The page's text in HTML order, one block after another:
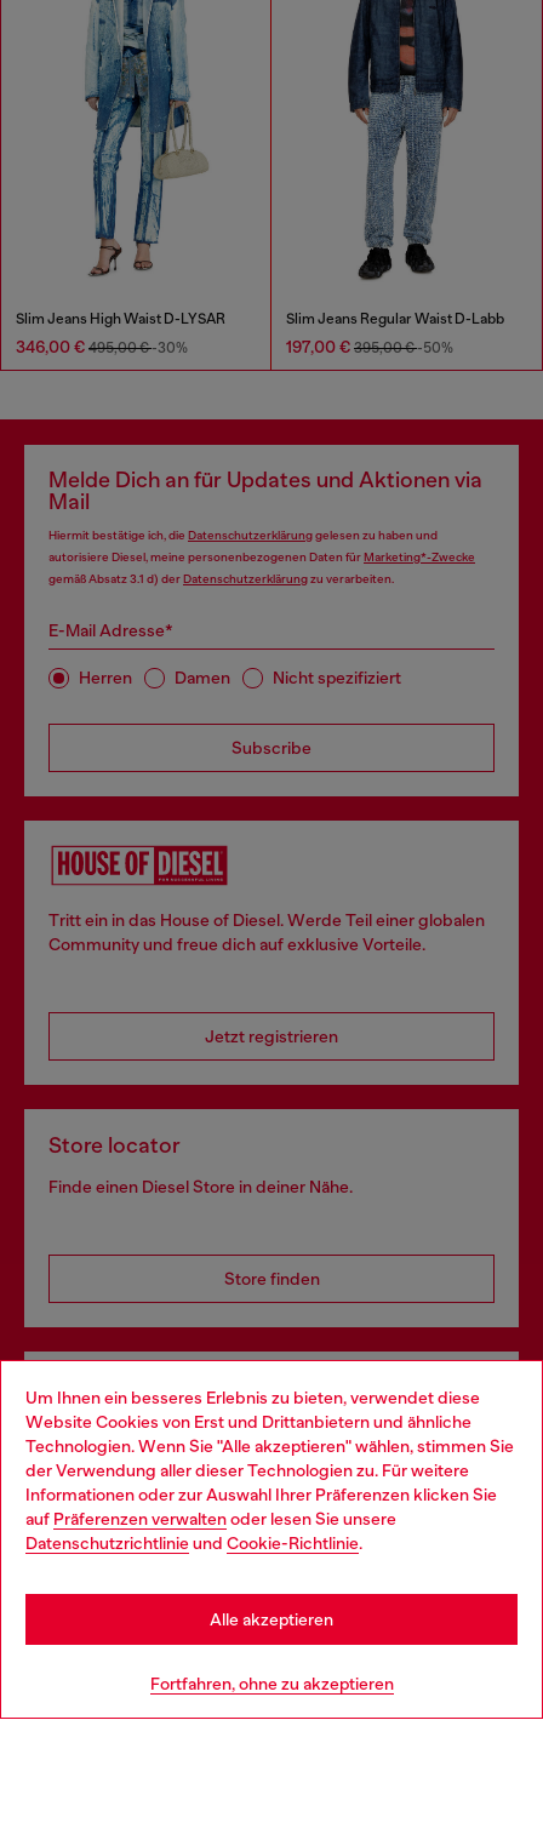
Um Ihnen ein besseres Erlebnis zu bieten, verwendet diese
Website Cookies von Erst und Drittanbietern und ähnliche
Technologien. Wenn Sie "Alle akzeptieren" wählen, stimmen Sie
der Verwendung aller dieser Technologien zu. Für weitere
Informationen oder zur Auswahl Ihrer Präferenzen klicken Sie
auf Präferenzen verwaltenoder lesen Sie unsere
Datenschutzrichtlinieund Cookie-Richtlinie.
Fortfahren, ohne zu akzeptieren
Alle akzeptieren
Slim Jeans High Waist D-LYSAR
346,00 € 495,00 €-30%
Slim Jeans Regular Waist D-Labb
197,00 € 395,00 €-50%
Melde Dich an für Updates und Aktionen via
Mail
Hiermit bestätige ich, die Datenschutzerklärunggelesen zu haben und
autorisiere Diesel, meine personenbezogenen Daten fürMarketing*-Zwecke
gemäß Absatz 3.1 d) derDatenschutzerklärungzu verarbeiten.
E-Mail Adresse*
Herren Damen Nicht spezifiziert
Subscribe
Tritt ein in das House of Diesel. Werde Teil einer globalen
Community und freue dich auf exklusive Vorteile.
Jetzt registrieren
Store locator
Finde einen Diesel Store in deiner Nähe.
Store finden
Omnichannel-Services
Entdecke unser gesamtes Service-Angebot, online und
im Store.
Mehr erfahren
Choose your location
You are currently browsing Deutschland website, but it seems
you may be based in United States